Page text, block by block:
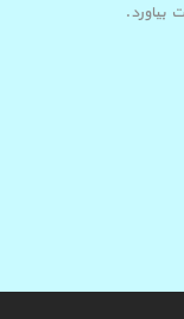
بیاورد.